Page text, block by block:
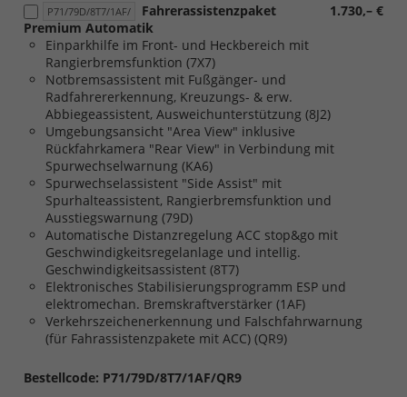
PanAmericana"
mit
Einzelsitzen
und
Sitzheizung
oder
[Z46]
Fahrerhaus
Sitzpaket
37
in
"Stoff
PanAmericana"
mit
Beifahrerdoppelsitzbank
und
Sitzheizung
und
[4ZH]
Einstiegleiste
Metall,
Verbindung
mit
[Z66]
Komfortpaket
2)
P71/79D/8T7/1AF/ 1.730,– €
Fahrerassistenzpaket
Premium Automatik
Einparkhilfe im Front- und Heckbereich mit
Rangierbremsfunktion (7X7)
Notbremsassistent mit Fußgänger- und
Radfahrererkennung, Kreuzungs- & erw.
Abbiegeassistent, Ausweichunterstützung (8J2)
Umgebungsansicht "Area View" inklusive
Rückfahrkamera "Rear View" in Verbindung mit
Spurwechselwarnung (KA6)
Spurwechselassistent "Side Assist" mit
Spurhalteassistent, Rangierbremsfunktion und
Ausstiegswarnung (79D)
Automatische Distanzregelung ACC stop&go mit
Geschwindigkeitsregelanlage und intellig.
Geschwindigkeitsassistent (8T7)
Elektronisches Stabilisierungsprogramm ESP und
elektromechan. Bremskraftverstärker (1AF)
Verkehrszeichenerkennung und Falschfahrwarnung
(für Fahrassistenzpakete mit ACC) (QR9)
Bestellcode: P71/79D/8T7/1AF/QR9